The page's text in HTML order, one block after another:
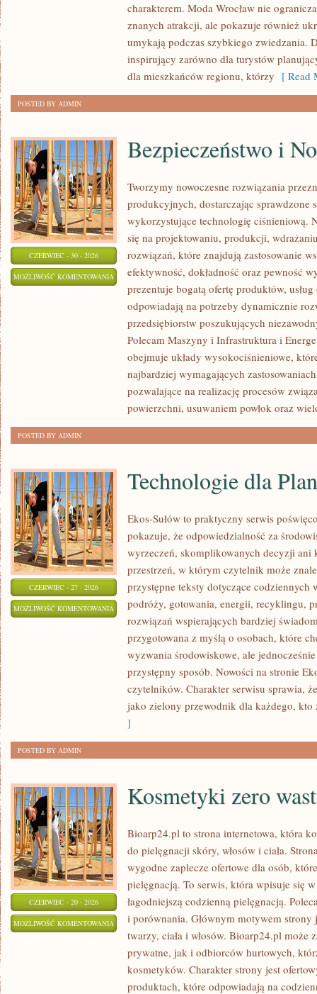
charakterem. Moda Wrocław nie
znanych atrakcji, ale pokazuje również
umykają podczas szybkiego zwiedzania.
inspirujący zarówno dla turystów
dla mieszkańców regionu, którzy [ Read
POSTED BY ADMIN
CZERWIEC - 30 - 2026
MOŻLIWOŚĆ KOMENTOWANIA BEZPIECZEŃSTWO
NORMY
Bezpieczeństwo i
Tworzymy nowoczesne rozwiązania
produkcyjnych, dostarczając sprawdzone
wykorzystujące technologię ciśnieniową.
się na projektowaniu, produkcji,
rozwiązań, które znajdują zastosowanie
efektywność, dokładność oraz pewność
prezentuje bogatą ofertę produktów,
odpowiadają na potrzeby dynamicznie
przedsiębiorstw poszukujących
Polecam Maszyny i Infrastruktura i
obejmuje układy wysokociśnieniowe,
najbardziej wymagających
pozwalające na realizację procesów
powierzchni, usuwaniem powłok oraz
POSTED BY ADMIN
CZERWIEC - 27 - 2026
MOŻLIWOŚĆ KOMENTOWANIA TECHNOLOGIE
PLANETY
Technologie dla
Ekos-Sułów to praktyczny serwis
pokazuje, że odpowiedzialność za
wyrzeczeń, skomplikowanych decyzji ani
przestrzeń, w którym czytelnik może
przystępne teksty dotyczące
podróży, gotowania, energii, recyklingu,
rozwiązań wspierających bardziej
przygotowana z myślą o osobach, które
wyzwania środowiskowe, ale
przystępny sposób. Nowości na stronie
czytelników. Charakter serwisu sprawia,
jako zielony przewodnik dla każdego, kto
]
POSTED BY ADMIN
CZERWIEC - 20 - 2026
MOŻLIWOŚĆ KOMENTOWANIA KOSMETYKI
ZERO
WASTE
Kosmetyki zero
Bioarp24.pl to strona internetowa, która
do pielęgnacji skóry, włosów i ciała.
wygodne zaplecze ofertowe dla osób,
pielęgnacją. To serwis, która wpisuje się
łagodniejszą codzienną pielęgnacją.
i porównania. Głównym motywem strony
twarzy, ciała i włosów. Bioarp24.pl może
prywatne, jak i odbiorców hurtowych,
kosmetyków. Charakter strony jest
produktach, które odpowiadają na